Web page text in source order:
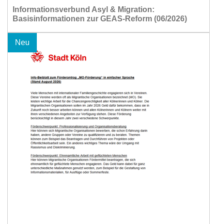
Informationsverbund Asyl & Migration:
Basisinformationen zur GEAS-Reform (06/2026)
Neu